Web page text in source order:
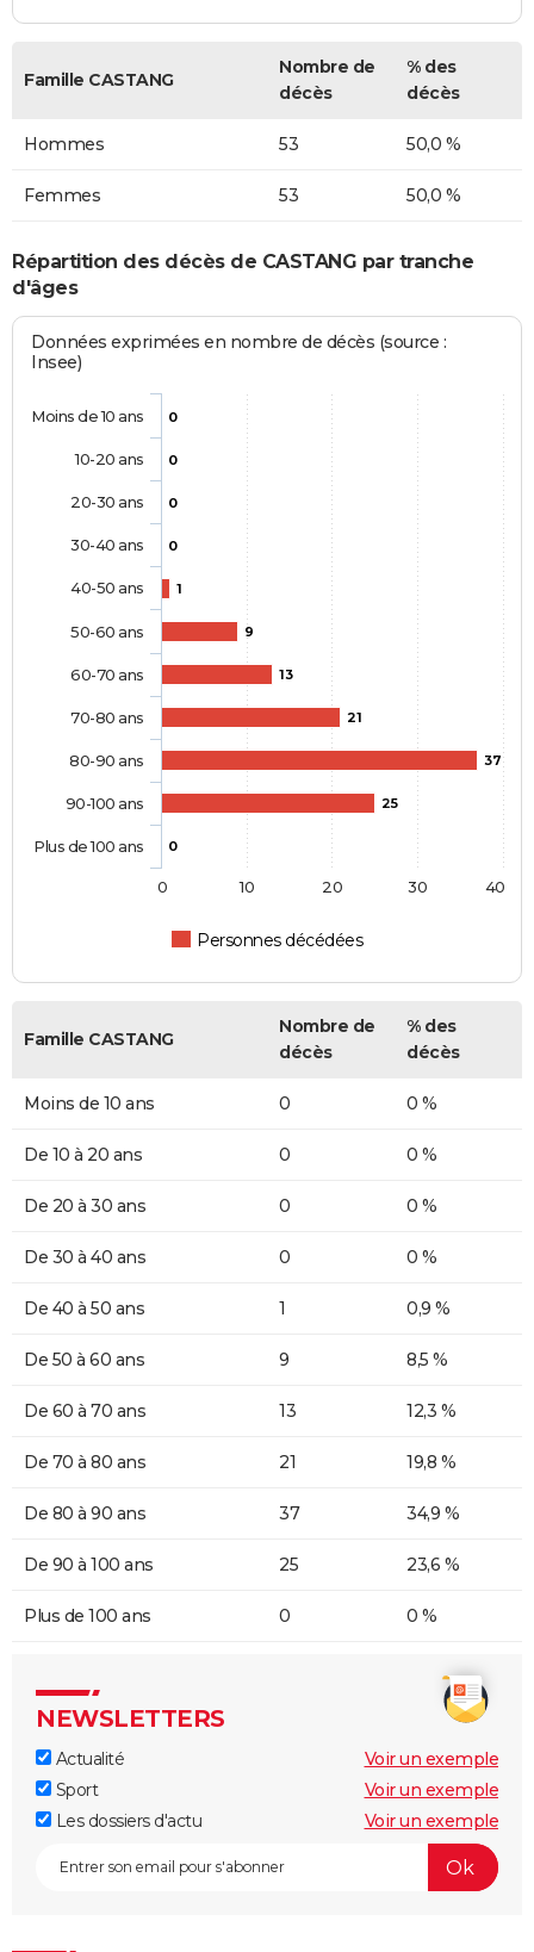
Famille CASTANG
Nombre de
décès
% des
décès
Hommes 53 50,0 %
Femmes 53 50,0 %
Répartition des décès de CASTANG par tranche
d'âges
Données exprimées en nombre de décès (source :
Insee)
0
0
0
0
1
9
13
21
37
25
0
Personnes décédées
Moins de 10 ans
10-20 ans
20-30 ans
30-40 ans
40-50 ans
50-60 ans
60-70 ans
70-80 ans
80-90 ans
90-100 ans
Plus de 100 ans
0 10 20 30 40
Famille CASTANG
Nombre de
décès
% des
décès
Moins de 10 ans 0 0 %
De 10 à 20 ans 0 0 %
De 20 à 30 ans 0 0 %
De 30 à 40 ans 0 0 %
De 40 à 50 ans 1 0,9 %
De 50 à 60 ans 9 8,5 %
De 60 à 70 ans 13 12,3 %
De 70 à 80 ans 21 19,8 %
De 80 à 90 ans 37 34,9 %
De 90 à 100 ans 25 23,6 %
Plus de 100 ans 0 0 %
NEWSLETTERS
Actualité
Voir un exemple
Sport
Voir un exemple
Les dossiers d'actu
Voir un exemple